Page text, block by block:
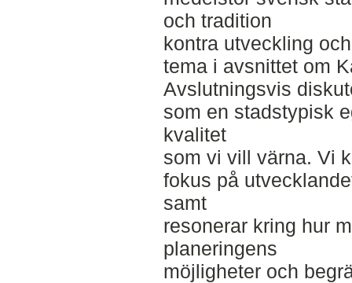
och tradition
kontra utveckling
tema i avsnittet om
Avslutningsvis
som en stadstypisk
kvalitet
som vi vill värna. Vi
fokus på
samt
resonerar kring hur
planeringens
möjligheter och